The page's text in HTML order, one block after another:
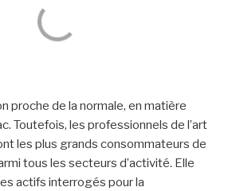
proche de la normale, en matière
Toutefois, les professionnels de l’art
les plus grands consommateurs de
tous les secteurs d’activité. Elle
actifs interrogés pour la